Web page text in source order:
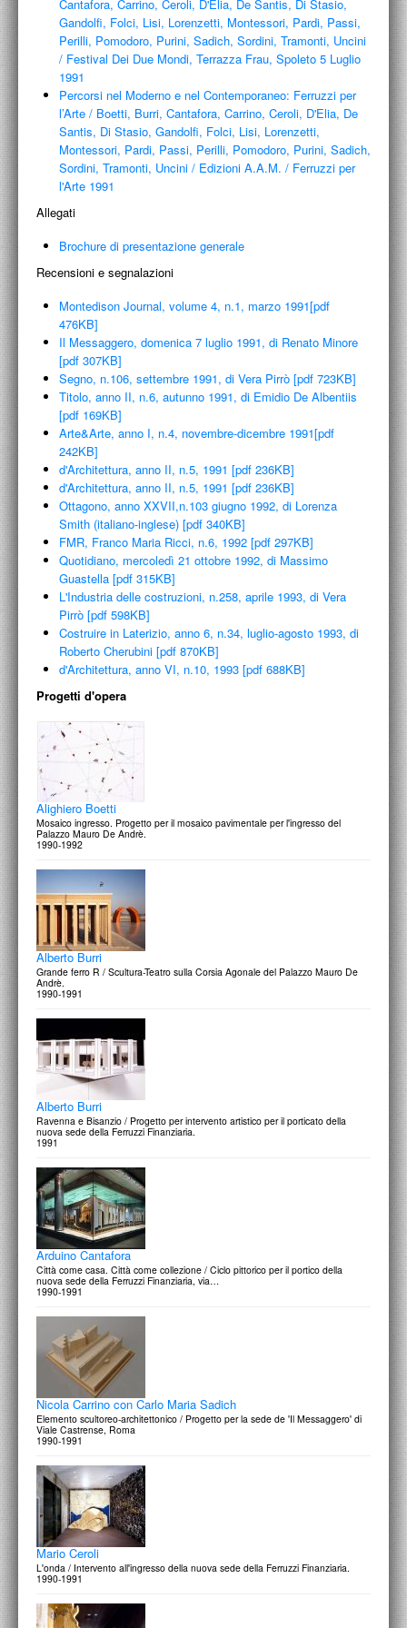
PROGETTI CULTURALI
PROGETTO T.E.S.I.
Cantafora, Carrino, Ceroli, D'Elia, De Santis, Di Stasio,
Gandolfi, Folci, Lisi, Lorenzetti, Montessori, Pardi, Passi,
Perilli, Pomodoro, Purini, Sadich, Sordini, Tramonti, Uncini
/ Festival Dei Due Mondi, Terrazza Frau, Spoleto 5 Luglio
1991
Percorsi nel Moderno e nel Contemporaneo: Ferruzzi per
l’Arte / Boetti, Burri, Cantafora, Carrino, Ceroli, D'Elia, De
Santis, Di Stasio, Gandolfi, Folci, Lisi, Lorenzetti,
Montessori, Pardi, Passi, Perilli, Pomodoro, Purini, Sadich,
Sordini, Tramonti, Uncini / Edizioni A.A.M. / Ferruzzi per
l'Arte 1991
Allegati
Brochure di presentazione generale
Recensioni e segnalazioni
Montedison Journal, volume 4, n.1, marzo 1991[pdf
476KB]
Il Messaggero, domenica 7 luglio 1991, di Renato Minore
[pdf 307KB]
Segno, n.106, settembre 1991, di Vera Pirrò [pdf 723KB]
Titolo, anno II, n.6, autunno 1991, di Emidio De Albentiis
[pdf 169KB]
Arte&Arte, anno I, n.4, novembre-dicembre 1991[pdf
242KB]
d'Architettura, anno II, n.5, 1991 [pdf 236KB]
d'Architettura, anno II, n.5, 1991 [pdf 236KB]
Ottagono, anno XXVII,n.103 giugno 1992, di Lorenza
Smith (italiano-inglese) [pdf 340KB]
FMR, Franco Maria Ricci, n.6, 1992 [pdf 297KB]
Quotidiano, mercoledì 21 ottobre 1992, di Massimo
Guastella [pdf 315KB]
L'Industria delle costruzioni, n.258, aprile 1993, di Vera
Pirrò [pdf 598KB]
Costruire in Laterizio, anno 6, n.34, luglio-agosto 1993, di
Roberto Cherubini [pdf 870KB]
d'Architettura, anno VI, n.10, 1993 [pdf 688KB]
Progetti d'opera
Alighiero Boetti
Mosaico ingresso. Progetto per il mosaico pavimentale per l'ingresso del
Palazzo Mauro De Andrè.
1990-1992
Alberto Burri
Grande ferro R / Scultura-Teatro sulla Corsia Agonale del Palazzo Mauro De
Andrè.
1990-1991
Alberto Burri
Ravenna e Bisanzio / Progetto per intervento artistico per il porticato della
nuova sede della Ferruzzi Finanziaria.
1991
Arduino Cantafora
Città come casa. Città come collezione / Ciclo pittorico per il portico della
nuova sede della Ferruzzi Finanziaria, via…
1990-1991
Nicola Carrino con Carlo Maria Sadich
Elemento scultoreo-architettonico / Progetto per la sede de 'Il Messaggero' di
Viale Castrense, Roma
1990-1991
Mario Ceroli
L'onda / Intervento all'ingresso della nuova sede della Ferruzzi Finanziaria.
1990-1991